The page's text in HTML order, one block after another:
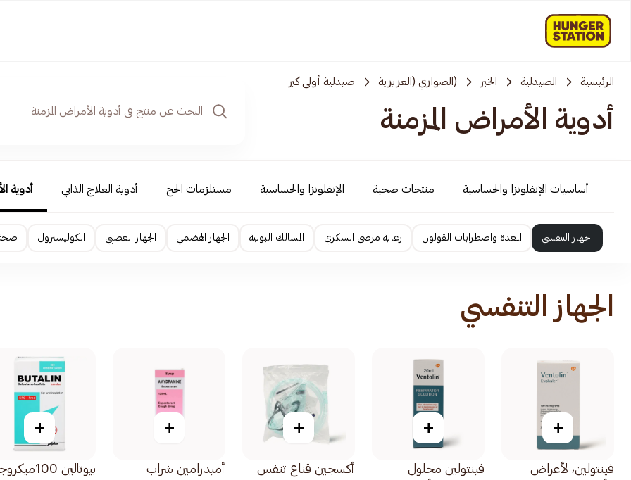
الرئيسية الصيدلية الخبر (الصواري (العزيزية صيدلية أولى كير
أدوية الأمراض المزمنة
أساسيات الإنفلونزا والحساسية منتجات صحية الإنفلونزا والحساسية مستلزمات الحج أدوية العلاج الذاتي أدوية
الجهاز التنفسي المعدة واضطرابات القولون رعاية مرضى السكري المسالك البولية الجهاز الهضمي الجهاز العصبي الكوليسترول صحة
الجهاز التنفسي
+
فينتولين، لأعراض
+
فينتولين محلول
+
أكسجين قناع تنفس
+
أميدرامين شراب
+
بيوتالين